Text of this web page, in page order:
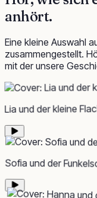
anhört.
Eine kleine Auswahl
zusammengestellt.
mit der unsere
Lia und der kleine
Sofia und der